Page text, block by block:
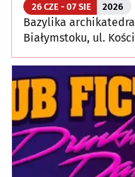
26 CZE - 07 SIE 2026
Bazylika
Białymstoku, ul.